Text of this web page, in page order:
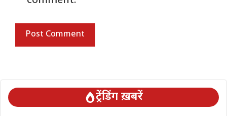
ट्रेंडिंग ख़बरें